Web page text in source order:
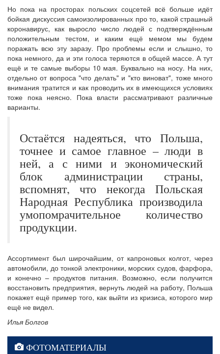
Но пока на просторах польских соцсетей всё больше идёт
бойкая дискуссия самоизолированных про то, какой страшный
коронавирус, как выросло число людей с подтверждённым
положительным тестом, и каким ещё мемом мы будем
поражать всю эту заразу. Про проблемы если и слышно, то
пока немного, да и эти голоса теряются в общей массе. А тут
ещё и те самые выборы 10 мая. Буквально на носу. На них,
отдельно от вопроса "что делать" и "кто виноват", тоже много
внимания тратится и как проводить их в имеющихся условиях
тоже пока неясно. Пока власти рассматривают различные
варианты.
Остаётся надеяться, что Польша,
точнее и самое главное – люди в
ней, а с ними и экономический
блок администрации страны,
вспомнят, что некогда Польская
Народная Республика производила
умопомрачительное количество
продукции.
Ассортимент был широчайшим, от капроновых колгот, через
автомобили, до тонкой электроники, морских судов, фарфора,
и конечно – продуктов питания. Возможно, если получится
восстановить предприятия, вернуть людей на работу, Польша
покажет ещё пример того, как выйти из кризиса, которого мир
ещё не видел.
Илья Болгов
ФОТОМАТЕРИАЛЫ